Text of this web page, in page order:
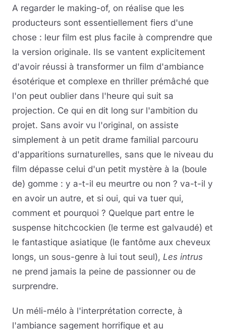
A regarder le making-of, on réalise que les
producteurs sont essentiellement fiers d'une
chose : leur film est plus facile à comprendre que
la version originale. Ils se vantent explicitement
d'avoir réussi à transformer un film d'ambiance
ésotérique et complexe en thriller prémâché que
l'on peut oublier dans l'heure qui suit sa
projection. Ce qui en dit long sur l'ambition du
projet. Sans avoir vu l'original, on assiste
simplement à un petit drame familial parcouru
d'apparitions surnaturelles, sans que le niveau du
film dépasse celui d'un petit mystère à la (boule
de) gomme : y a-t-il eu meurtre ou non ? va-t-il y
en avoir un autre, et si oui, qui va tuer qui,
comment et pourquoi ? Quelque part entre le
suspense hitchcockien (le terme est galvaudé) et
le fantastique asiatique (le fantôme aux cheveux
longs, un sous-genre à lui tout seul), Les intrus
ne prend jamais la peine de passionner ou de
surprendre.
Un méli-mélo à l'interprétation correcte, à
l'ambiance sagement horrifique et au